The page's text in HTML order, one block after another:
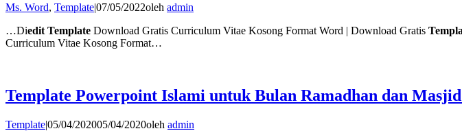
Ms. Word, Template|07/05/2022oleh admin
…Diedit Template Download Gratis Curriculum Vitae Kosong Format Word | Download Gratis
Curriculum Vitae Kosong Format…
Template Powerpoint Islami untuk Bulan Ramadhan dan
Template|05/04/202005/04/2020oleh admin